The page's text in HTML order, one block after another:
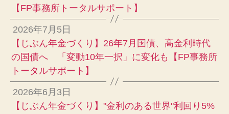
【FP事務所トータルサポート】
2026年7月5日
【じぶん年金づくり】26年7月国債、高金利時代
の国債へ 「変動10年一択」に変化も【FP事務所
トータルサポート】
2026年6月3日
【じぶん年金づくり】"金利のある世界"利回り5%